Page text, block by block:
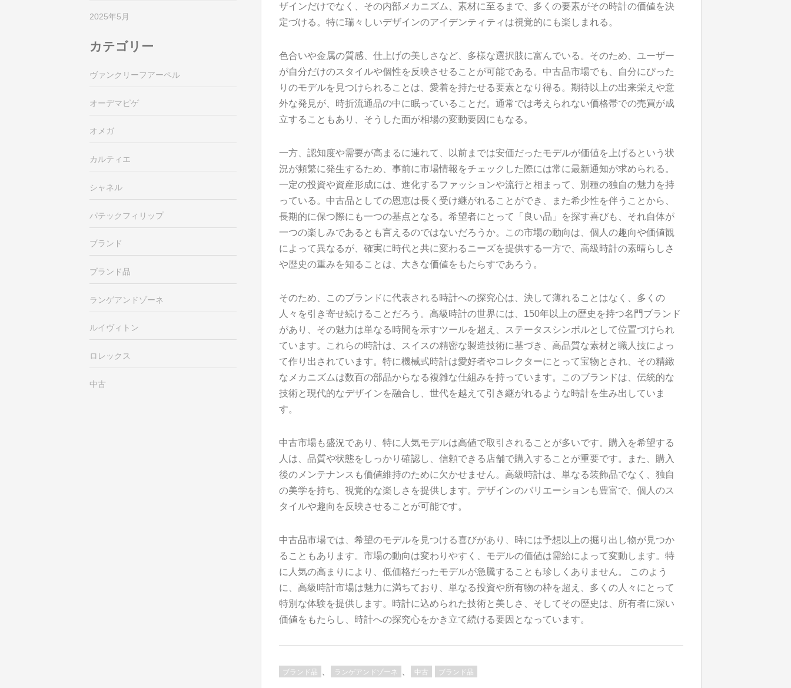
ザインだけでなく、その内部メカニズム、素材に至るまで、多くの要素がその時計の価値を決
定づける。特に瑞々しいデザインのアイデンティティは視覚的にも楽しまれる。
色合いや金属の質感、仕上げの美しさなど、多様な選択肢に富んでいる。そのため、ユーザー
が自分だけのスタイルや個性を反映させることが可能である。中古品市場でも、自分にぴった
りのモデルを見つけられることは、愛着を持たせる要素となり得る。期待以上の出来栄えや意
外な発見が、時折流通品の中に眠っていることだ。通常では考えられない価格帯での売買が成
立することもあり、そうした面が相場の変動要因にもなる。
一方、認知度や需要が高まるに連れて、以前までは安価だったモデルが価値を上げるという状
況が頻繁に発生するため、事前に市場情報をチェックした際には常に最新通知が求められる。
一定の投資や資産形成には、進化するファッションや流行と相まって、別種の独自の魅力を持
っている。中古品としての恩恵は長く受け継がれることができ、また希少性を伴うことから、
長期的に保つ際にも一つの基点となる。希望者にとって「良い品」を探す喜びも、それ自体が
一つの楽しみであるとも言えるのではないだろうか。この市場の動向は、個人の趣向や価値観
によって異なるが、確実に時代と共に変わるニーズを提供する一方で、高級時計の素晴らしさ
や歴史の重みを知ることは、大きな価値をもたらすであろう。
そのため、このブランドに代表される時計への探究心は、決して薄れることはなく、多くの
人々を引き寄せ続けることだろう。高級時計の世界には、150年以上の歴史を持つ名門ブランド
があり、その魅力は単なる時間を示すツールを超え、ステータスシンボルとして位置づけられ
ています。これらの時計は、スイスの精密な製造技術に基づき、高品質な素材と職人技によっ
て作り出されています。特に機械式時計は愛好者やコレクターにとって宝物とされ、その精緻
なメカニズムは数百の部品からなる複雑な仕組みを持っています。このブランドは、伝統的な
技術と現代的なデザインを融合し、世代を越えて引き継がれるような時計を生み出していま
す。
中古市場も盛況であり、特に人気モデルは高値で取引されることが多いです。購入を希望する
人は、品質や状態をしっかり確認し、信頼できる店舗で購入することが重要です。また、購入
後のメンテナンスも価値維持のために欠かせません。高級時計は、単なる装飾品でなく、独自
の美学を持ち、視覚的な楽しさを提供します。デザインのバリエーションも豊富で、個人のス
タイルや趣向を反映させることが可能です。
中古品市場では、希望のモデルを見つける喜びがあり、時には予想以上の掘り出し物が見つか
ることもあります。市場の動向は変わりやすく、モデルの価値は需給によって変動します。特
に人気の高まりにより、低価格だったモデルが急騰することも珍しくありません。 このよう
に、高級時計市場は魅力に満ちており、単なる投資や所有物の枠を超え、多くの人々にとって
特別な体験を提供します。時計に込められた技術と美しさ、そしてその歴史は、所有者に深い
価値をもたらし、時計への探究心をかき立て続ける要因となっています。
ブランド品 ランゲアンドゾーネ 中古 ブランド品
2025年5月
カテゴリー
ヴァンクリーフアーペル
オーデマピゲ
オメガ
カルティエ
シャネル
パテックフィリップ
ブランド
ブランド品
ランゲアンドゾーネ
ルイヴィトン
ロレックス
中古